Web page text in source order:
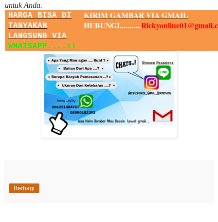
untuk Anda.
HARGA BISA DI
TANYAKAN
LANGSUNG VIA
WHATSAPP....!!
KIRIM GAMBAR VIA GMAIL
HUBUNGI...........
Berbagi